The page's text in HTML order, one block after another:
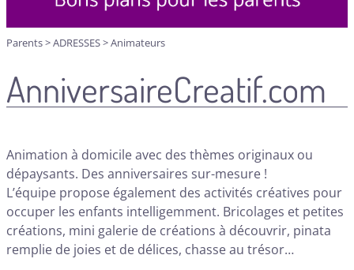
Parents>ADRESSES>Animateurs
AnniversaireCreatif.com
Animation à domicile avec des thèmes originaux ou
dépaysants. Des anniversaires sur-mesure !
L’équipe propose également des activités créatives pour
occuper les enfants intelligemment. Bricolages et petites
créations, mini galerie de créations à découvrir, pinata
remplie de joies et de délices, chasse au trésor…